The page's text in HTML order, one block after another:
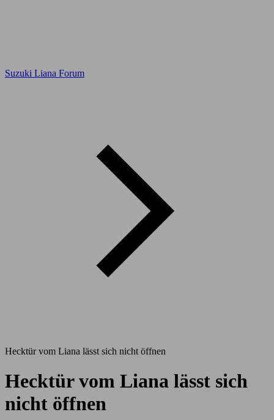
Suzuki Liana Forum
Hecktür vom Liana lässt sich nicht öffnen
Hecktür vom Liana lässt sich
nicht öffnen